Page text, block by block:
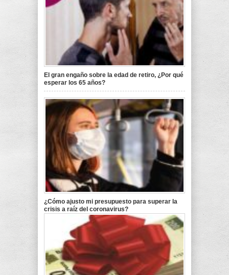
El gran engaño sobre la edad de retiro, ¿Por qué
esperar los 65 años?
¿Cómo ajusto mi presupuesto para superar la
crisis a raíz del coronavirus?